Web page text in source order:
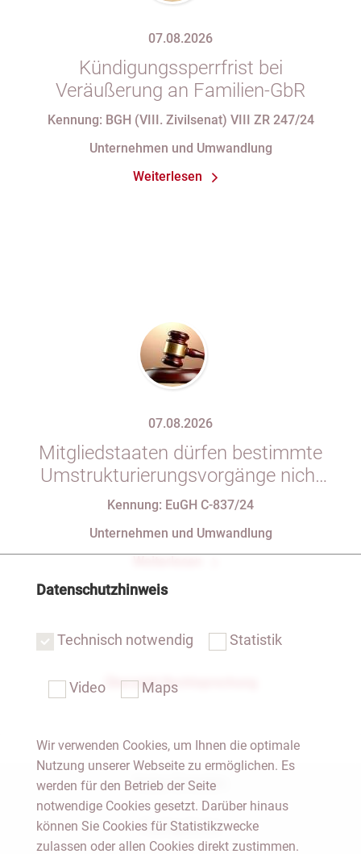
07.08.2026
Kündigungssperrfrist bei
Veräußerung an Familien-GbR
Kennung: BGH (VIII. Zivilsenat) VIII ZR 247/24
Unternehmen und Umwandlung
Weiterlesen
07.08.2026
Mitgliedstaaten dürfen bestimmte
Umstrukturierungsvorgänge nicht
mit indirekten Steuern belasten
Kennung: EuGH C-837/24
Unternehmen und Umwandlung
Übersicht Rechtsprechung
Notar Dresden
Fachgebiete
Datenschutzhinweis
Technisch notwendig Statistik
Video Maps
Wir verwenden Cookies, um Ihnen die optimale
Nutzung unserer Webseite zu ermöglichen. Es
werden für den Betrieb der Seite
notwendige Cookies gesetzt. Darüber hinaus
können Sie Cookies für Statistikzwecke
zulassen oder allen Cookies direkt zustimmen.